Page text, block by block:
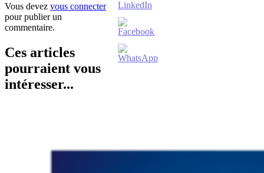
Vous devez vous connecter
pour publier un
commentaire.
Ces articles
pourraient vous
intéresser...